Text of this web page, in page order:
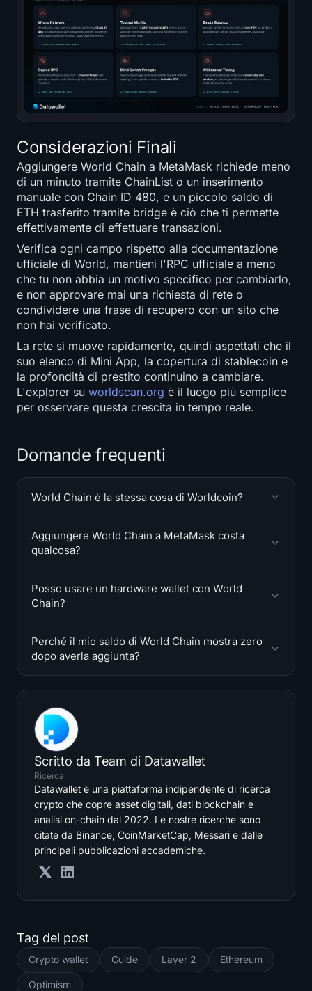
Considerazioni Finali
Aggiungere World Chain a MetaMask richiede meno
di un minuto tramite ChainList o un inserimento
manuale con Chain ID 480, e un piccolo saldo di
ETH trasferito tramite bridge è ciò che ti permette
effettivamente di effettuare transazioni.
Verifica ogni campo rispetto alla documentazione
ufficiale di World, mantieni l'RPC ufficiale a meno
che tu non abbia un motivo specifico per cambiarlo,
e non approvare mai una richiesta di rete o
condividere una frase di recupero con un sito che
non hai verificato.
La rete si muove rapidamente, quindi aspettati che il
suo elenco di Mini App, la copertura di stablecoin e
la profondità di prestito continuino a cambiare.
L'explorer su worldscan.org è il luogo più semplice
per osservare questa crescita in tempo reale.
Domande frequenti
World Chain è la stessa cosa di Worldcoin?
Aggiungere World Chain a MetaMask costa
qualcosa?
Posso usare un hardware wallet con World
Chain?
Perché il mio saldo di World Chain mostra zero
dopo averla aggiunta?
Scritto da Team di Datawallet
Ricerca
Datawallet è una piattaforma indipendente di ricerca
crypto che copre asset digitali, dati blockchain e
analisi on-chain dal 2022. Le nostre ricerche sono
citate da Binance, CoinMarketCap, Messari e dalle
principali pubblicazioni accademiche.
Tag del post
Crypto wallet Guide Layer 2 Ethereum
Optimism